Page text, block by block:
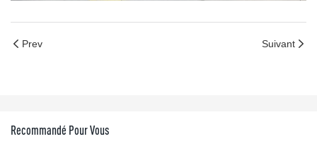
Prev Suivant
Recommandé Pour Vous